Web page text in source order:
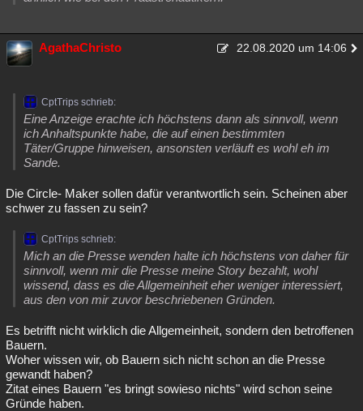
AgathaChristo 22.08.2020 um 14:06
CptTrips schrieb:
Eine Anzeige erachte ich höchstens dann als sinnvoll, wenn
ich Anhaltspunkte habe, die auf einen bestimmten
Täter/Gruppe hinweisen, ansonsten verläuft es wohl eh im
Sande.
Die Circle- Maker sollen dafür verantwortlich sein. Scheinen aber
schwer zu fassen zu sein?
CptTrips schrieb:
Mich an die Presse wenden halte ich höchstens von daher für
sinnvoll, wenn mir die Presse meine Story bezahlt, wohl
wissend, dass es die Allgemeinheit eher weniger interessiert,
aus den von mir zuvor beschriebenen Gründen.
Es betrifft nicht wirklich die Allgemeinheit, sondern den betroffenen
Bauern.
Woher wissen wir, ob Bauern sich nicht schon an die Presse
gewandt haben?
Zitat eines Bauern "es bringt sowieso nichts" wird schon seine
Gründe haben.